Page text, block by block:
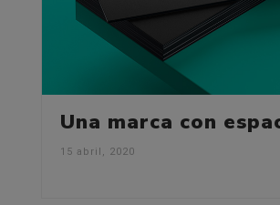
Una marca con
15 abril, 2020